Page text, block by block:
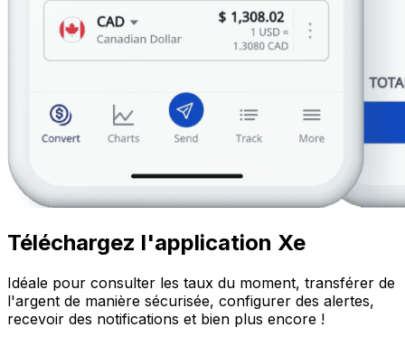
Téléchargez l'application Xe
Idéale pour consulter les taux du moment, transférer de
l'argent de manière sécurisée, configurer des alertes,
recevoir des notifications et bien plus encore !